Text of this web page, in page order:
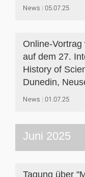
News 05.07.25
Online-Vortrag
auf dem 27.
History of
Dunedin,
News 01.07.25
Juni 2025
Tagung über